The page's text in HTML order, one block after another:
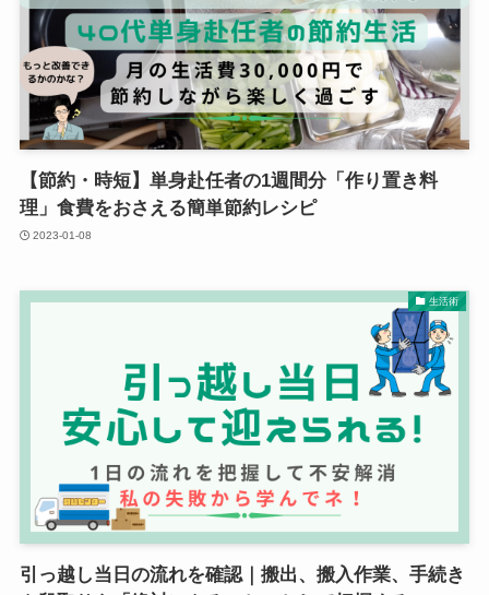
【節約・時短】単身赴任者の1週間分「作り置き料
理」食費をおさえる簡単節約レシピ
2023-01-08
生活術
引っ越し当日の流れを確認｜搬出、搬入作業、手続き